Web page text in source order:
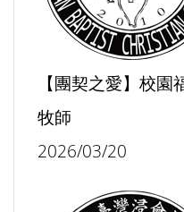
【團契之愛】校
牧師
2026/03/20